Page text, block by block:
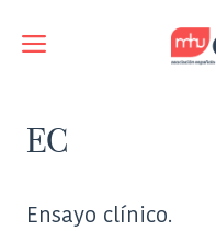
Menú
EC
Ensayo clínico.